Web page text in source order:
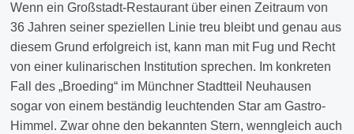
Wenn ein Großstadt-Restaurant über einen Zeitraum von
36 Jahren seiner speziellen Linie treu bleibt und genau aus
diesem Grund erfolgreich ist, kann man mit Fug und Recht
von einer kulinarischen Institution sprechen. Im konkreten
Fall des „Broeding“ im Münchner Stadtteil Neuhausen
sogar von einem beständig leuchtenden Star am Gastro-
Himmel. Zwar ohne den bekannten Stern, wenngleich auch